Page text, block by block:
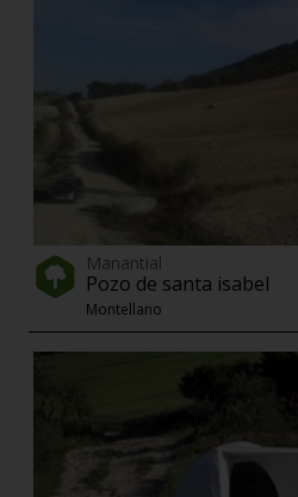
Manantial
Pozo de santa isabel
Montellano